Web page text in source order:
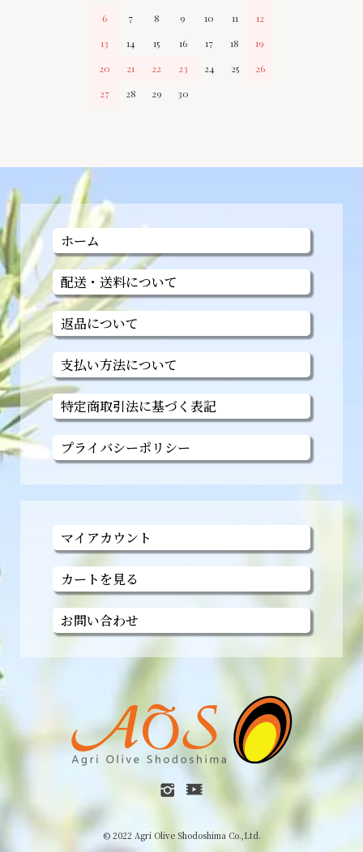
6
7 8 9 10 11
12
13
14 15 16 17 18
19
20
21 22 23 24 25
26
27
28 29 30
ホーム
配送・送料について
返品について
支払い方法について
特定商取引法に基づく表記
プライバシーポリシー
マイアカウント
カートを見る
お問い合わせ
© 2022 Agri Olive Shodoshima Co.,Ltd.